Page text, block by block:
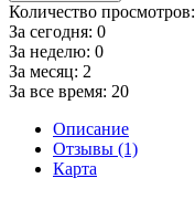
Количество просмотров:
За сегодня: 0
За неделю: 0
За месяц: 2
За все время: 20
Описание
Отзывы (1)
Карта